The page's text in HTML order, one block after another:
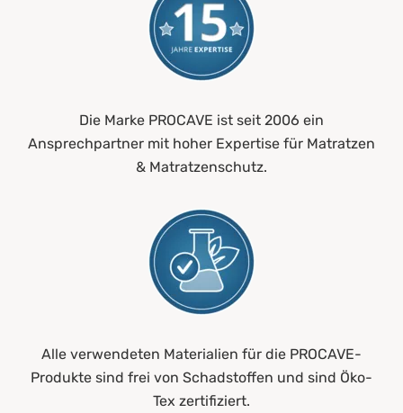
Die Marke PROCAVE ist seit 2006 ein
Ansprechpartner mit hoher Expertise für Matratzen
& Matratzenschutz.
Alle verwendeten Materialien für die PROCAVE-
Produkte sind frei von Schadstoffen und sind Öko-
Tex zertifiziert.